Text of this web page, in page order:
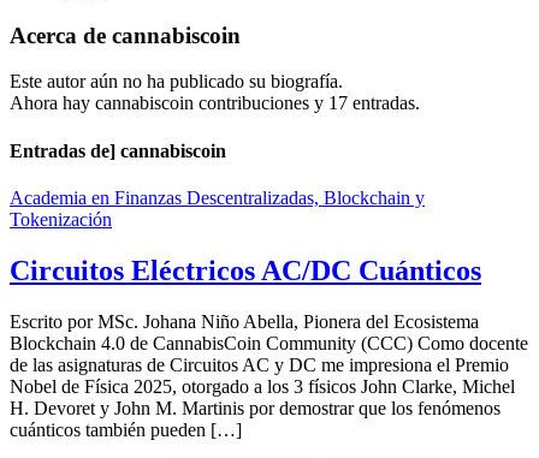
Acerca de cannabiscoin
Este autor aún no ha publicado su biografía.
Ahora hay cannabiscoin contribuciones y 17 entradas.
Entradas de] cannabiscoin
Academia en Finanzas Descentralizadas, Blockchain y
Tokenización
Circuitos Eléctricos AC/DC Cuánticos
Escrito por MSc. Johana Niño Abella, Pionera del Ecosistema
Blockchain 4.0 de CannabisCoin Community (CCC) Como docente
de las asignaturas de Circuitos AC y DC me impresiona el Premio
Nobel de Física 2025, otorgado a los 3 físicos John Clarke, Michel
H. Devoret y John M. Martinis por demostrar que los fenómenos
cuánticos también pueden […]